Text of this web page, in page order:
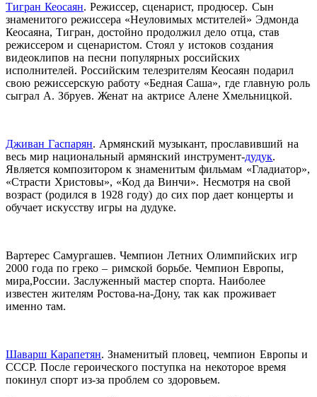
Тигран Кеосаян. Режиссер, сценарист, продюсер. Сын
знаменитого режиссера «Неуловимых мстителей» Эдмонда
Кеосаяна, Тигран, достойно продолжил дело отца, став
режиссером и сценаристом. Стоял у истоков создания
видеоклипов на песни популярных российских
исполнителей. Российским телезрителям Кеосаян подарил
свою режиссерскую работу «Бедная Саша», где главную роль
сыграл А. Збруев. Женат на актрисе Алене Хмельницкой.
Дживан Гаспарян. Армянский музыкант, прославивший на
весь мир национальный армянский инструмент-дудук.
Является композитором к знаменитым фильмам «Гладиатор»,
«Страсти Христовы», «Код да Винчи». Несмотря на свой
возраст (родился в 1928 году) до сих пор дает концерты и
обучает искусству игры на дудуке.
Вартерес Самургашев. Чемпион Летних Олимпийских игр
2000 года по греко – римской борьбе. Чемпион Европы,
мира,России. Заслуженный мастер спорта. Наиболее
известен жителям Ростова-на-Дону, так как проживает
именно там.
Шаварш Карапетян. Знаменитый пловец, чемпион Европы и
СССР. После героического поступка на некоторое время
покинул спорт из-за проблем со здоровьем.